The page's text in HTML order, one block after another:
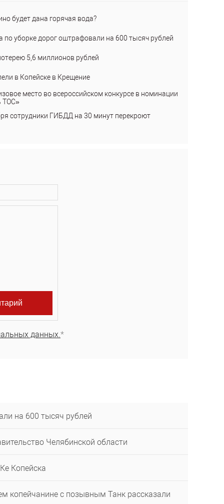
будет дана горячая вода?
по уборке дорог оштрафовали на 600 тысяч рублей
5,6 миллионов рублей
в Копейске в Крещение
место во всероссийском конкурсе в номинации
ТОС»
сотрудники ГИБДД на 30 минут перекроют
данных.*
на 600 тысяч рублей
Челябинской области
Копейска
копейчанине с позывным Танк рассказали